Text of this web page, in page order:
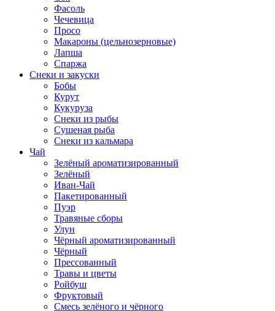
Фасоль
Чечевица
Просо
Макароны (цельнозерновые)
Лапша
Спаржа
Снеки и закуски
Бобы
Курут
Кукуруза
Снеки из рыбы
Сушеная рыба
Снеки из кальмара
Чай
Зелёный ароматизированный
Зелёный
Иван-Чай
Пакетированный
Пуэр
Травяные сборы
Улун
Чёрный ароматизированный
Чёрный
Прессованный
Травы и цветы
Ройбуш
Фруктовый
Смесь зелёного и чёрного